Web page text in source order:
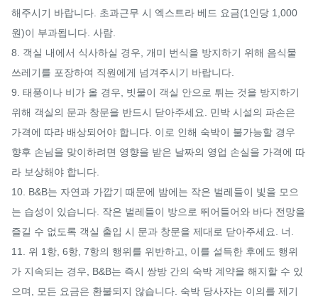
해주시기 바랍니다. 초과근무 시 엑스트라 베드 요금(1인당 1,000
원)이 부과됩니다. 사람.
8. 객실 내에서 식사하실 경우, 개미 번식을 방지하기 위해 음식물
쓰레기를 포장하여 직원에게 넘겨주시기 바랍니다.
9. 태풍이나 비가 올 경우, 빗물이 객실 안으로 튀는 것을 방지하기
위해 객실의 문과 창문을 반드시 닫아주세요. 민박 시설의 파손은
가격에 따라 배상되어야 합니다. 이로 인해 숙박이 불가능할 경우
향후 손님을 맞이하려면 영향을 받은 날짜의 영업 손실을 가격에 따
라 보상해야 합니다.
10. B&B는 자연과 가깝기 때문에 밤에는 작은 벌레들이 빛을 모으
는 습성이 있습니다. 작은 벌레들이 방으로 뛰어들어와 바다 전망을
즐길 수 없도록 객실 출입 시 문과 창문을 제대로 닫아주세요. 너.
11. 위 1항, 6항, 7항의 행위를 위반하고, 이를 설득한 후에도 행위
가 지속되는 경우, B&B는 즉시 쌍방 간의 숙박 계약을 해지할 수 있
으며, 모든 요금은 환불되지 않습니다. 숙박 당사자는 이의를 제기